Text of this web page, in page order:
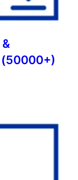
(50000+)